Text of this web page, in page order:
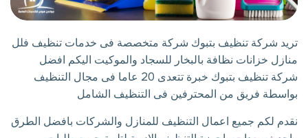
تريد شركة تنظيف بتبوك شركة متخصصة فى خدمات تنظيف فلل
منازل خزانات نظافة بالبخار للسجاد والموكيت اليكم افضل
شركة تنظيف بتبوك خبرة تتعدى 20 عاما فى مجال التنظيف
بواسطة فريق من المحترفين فى التنظيف الشامل
نقدم لكم جميع اعمال التنظيف للمنازل والشركات بافضل الطرق